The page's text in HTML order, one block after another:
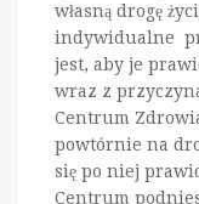
własną drogę
indywidualne
jest, aby je
wraz z
Centrum
powtórnie na
się po niej
Centrum